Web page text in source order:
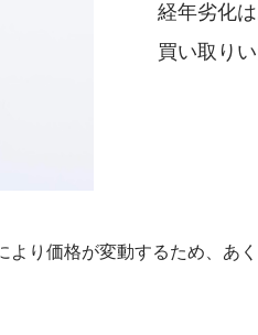
経年劣化
買い取り
り価格が変動するため、あ